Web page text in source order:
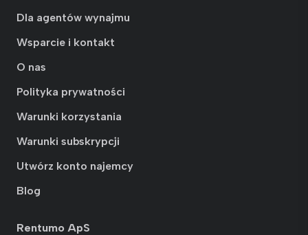
Dla agentów wynajmu
Wsparcie i kontakt
O nas
Polityka prywatności
Warunki korzystania
Warunki subskrypcji
Utwórz konto najemcy
Blog
Rentumo ApS